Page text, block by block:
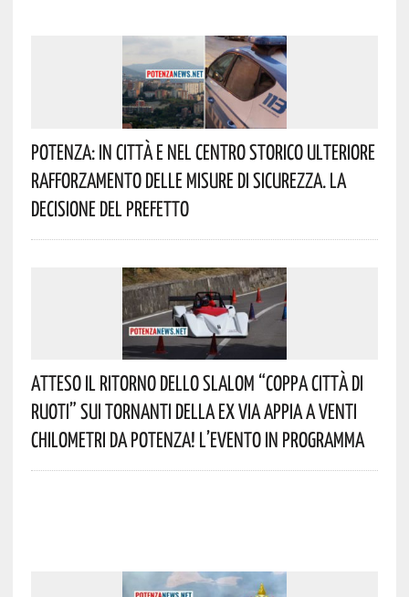
Potenza: In Città E Nel Centro Storico Ulteriore
Rafforzamento Delle Misure Di Sicurezza. La
Decisione Del Prefetto
Atteso Il Ritorno Dello Slalom “Coppa Città Di
Ruoti” Sui Tornanti Della Ex Via Appia A Venti
Chilometri Da Potenza! L’evento In Programma